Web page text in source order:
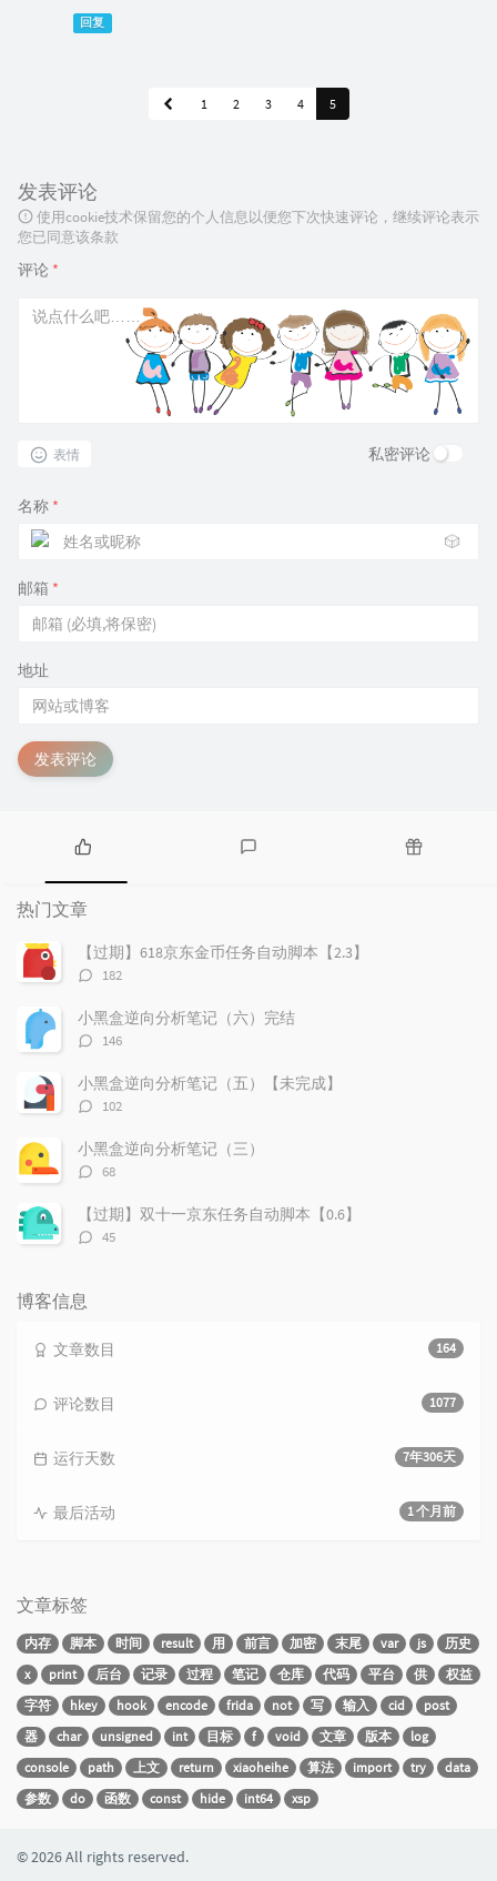
回复
1 2 3 4 5
发表评论
使用cookie技术保留您的个人信息以便您下次快速评论，继续评论表示
您已同意该条款
评论 *
表情 私密评论
名称 *
🎲
邮箱 *
地址
发表评论
热
门
文
章
论
热门文章
【过期】618京东金币任务自动脚本【2.3】
评
数：
182
小黑盒逆向分析笔记（六）完结
评
数：
146
小黑盒逆向分析笔记（五）【未完成】
评
数：
102
小黑盒逆向分析笔记（三）
评
数：
68
【过期】双十一京东任务自动脚本【0.6】
评
45
博客信息
164
文章数目
1077
评论数目
7年306天
运行天数
1 个月前
最后活动
文章标签
内存 脚本 时间 result 用 前言 加密 末尾 var js
历史
x
print 后台 记录 过程 笔记 仓库 代码 平台 供
权益
字符
hkey hook encode frida not 写 输入 cid
post
器
char unsigned int 目标 f void 文章 版本
log
console
path 上文 return xiaoheihe 算法 import try
data
参数
do 函数 const hide int64 xsp
© 2026 All rights reserved.